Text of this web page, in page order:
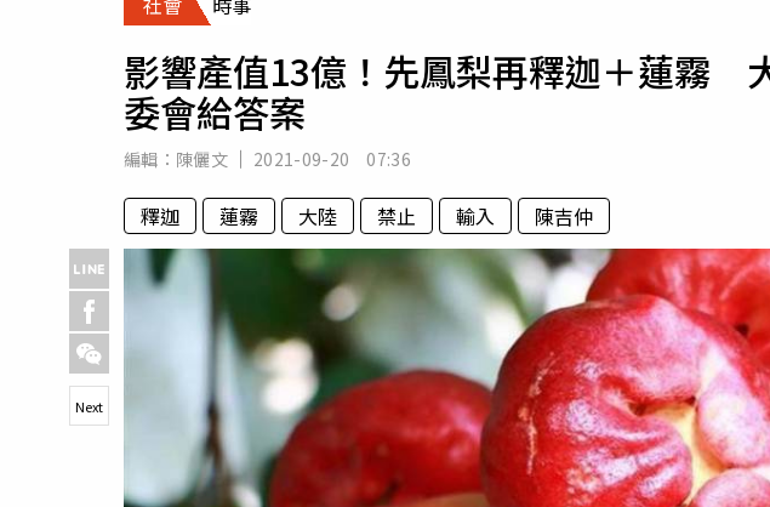
專欄
影響產值13億！先鳳梨再釋迦＋蓮霧
委會給答案
編輯： 陳儷文 2021-09-20 07:36
釋迦 蓮霧 大陸 禁止 輸入 陳吉仲
Next